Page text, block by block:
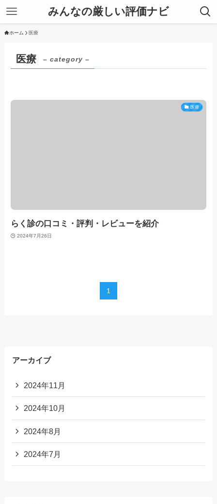
みんなの厳しい評価ナビ
ホーム 医療
医療 – category –
医療
らく診の口コミ・評判・レビューを紹介
2024年7月26日
1
アーカイブ
2024年11月
2024年10月
2024年8月
2024年7月